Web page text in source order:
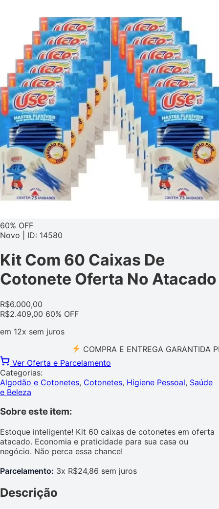
60% OFF
Novo | ID: 14580
Kit Com 60 Caixas De
Cotonete Oferta No Atacado
R$6.000,00
R$2.409,00 60% OFF
em 12x sem juros
COMPRA E ENTREGA GARANTIDA PELO
Ver Oferta e Parcelamento
Categorias:
Algodão e Cotonetes, Cotonetes, Higiene Pessoal, Saúde
e Beleza
Sobre este item:
Estoque inteligente! Kit 60 caixas de cotonetes em oferta
atacado. Economia e praticidade para sua casa ou
negócio. Não perca essa chance!
Parcelamento: 3x R$24,86 sem juros
Descrição